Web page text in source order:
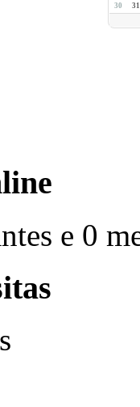
30
31
e 0